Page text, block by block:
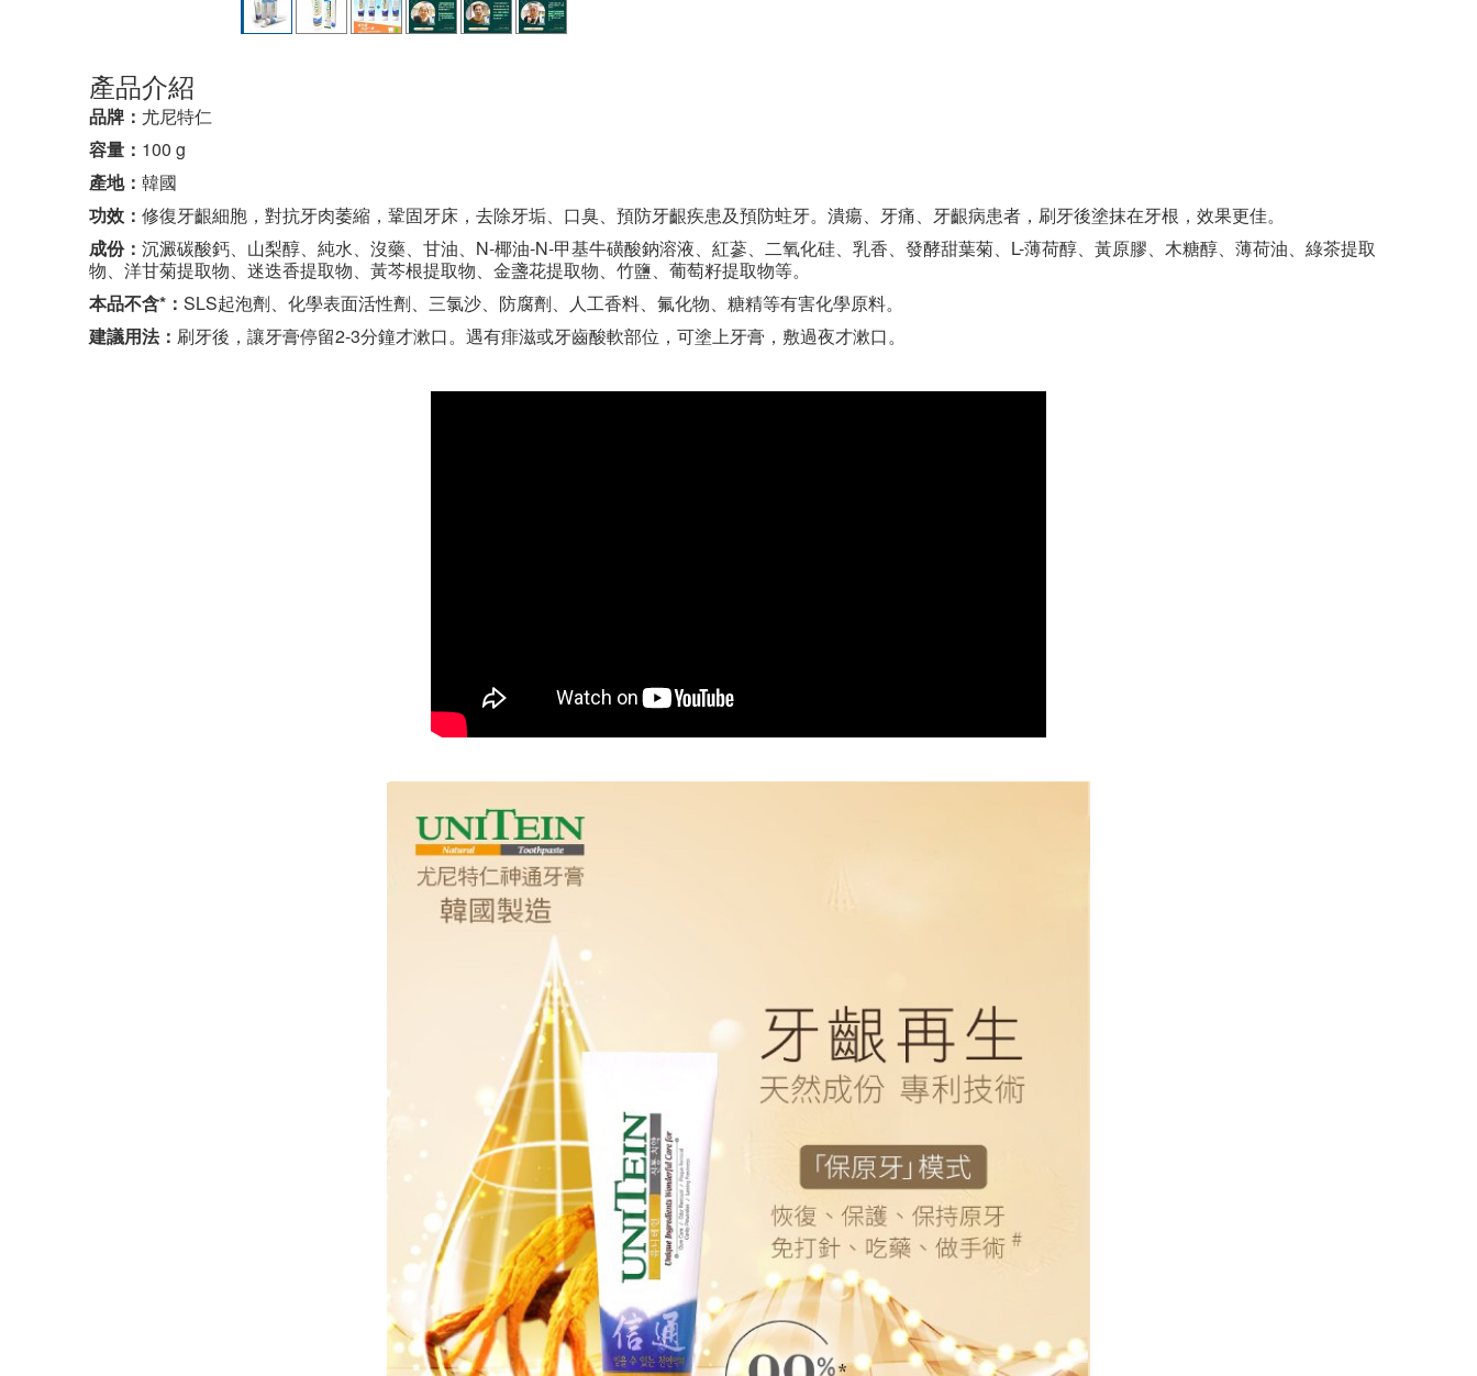
產品介紹
品牌： 尤尼特仁
容量： 100 g
產地： 韓國
功效： 修復牙齦細胞，對抗牙肉萎縮，鞏固牙床，去除牙垢、口臭、預防牙齦疾患及預防蛀牙。潰瘍、牙痛、牙齦病患者，刷牙後塗抹在牙根，效果更佳。
成份： 沉澱碳酸鈣、山梨醇、純水、沒藥、甘油、N-椰油-N-甲基牛磺酸鈉溶液、紅蔘、二氧化硅、乳香、發酵甜葉菊、L-薄荷醇、黃原膠、木糖醇、薄荷油、綠茶提取
物、洋甘菊提取物、迷迭香提取物、黃芩根提取物、金盞花提取物、竹鹽、葡萄籽提取物等。
本品不含*： SLS起泡劑、化學表面活性劑、三氯沙、防腐劑、人工香料、氟化物、糖精等有害化學原料。
建議用法： 刷牙後，讓牙膏停留2-3分鐘才漱口。遇有痱滋或牙齒酸軟部位，可塗上牙膏，敷過夜才漱口。